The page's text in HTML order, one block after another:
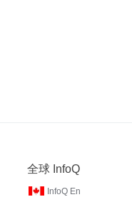
全球 InfoQ
InfoQ En